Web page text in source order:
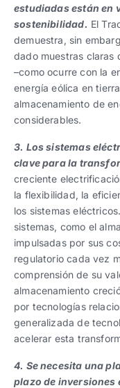
estudiadas están en
sostenibilidad. El
demuestra, sin
dado muestras claras
–como ocurre con la
energía eólica en
almacenamiento de
considerables.
3. Los sistemas
clave para la
creciente
la flexibilidad, la
los sistemas
sistemas, como el
impulsadas por sus
regulatorio cada vez
comprensión de su
almacenamiento
por tecnologías
generalizada de
acelerar esta
4. Se necesita una
plazo de